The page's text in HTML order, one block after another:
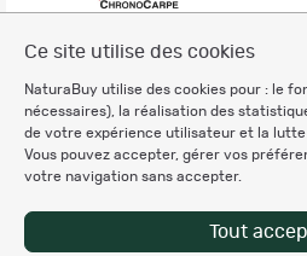
Ce site utilise des cookies
NaturaBuy utilise des cookies pour : le
nécessaires), la réalisation des
de votre expérience utilisateur et la
Vous pouvez accepter, gérer vos
votre navigation sans accepter.
Tout
Charte éthique
Mentions légales
Règlement & Conditions d'utilisation
Politique de protection
des données personnelles
Personnalisation des cookies